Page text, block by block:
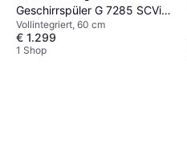
Geschirrspüler G 7285 SCVi
XXL
Vollintegriert, 60 cm
€ 1.299
1 Shop